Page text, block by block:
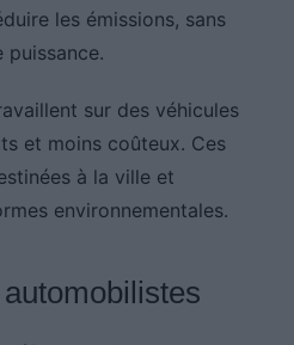
les émissions, sans
sur des véhicules
et moins coûteux. Ces
à la ville et
environnementales.